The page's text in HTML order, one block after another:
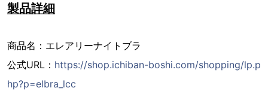
製品詳細
商品名：エレアリーナイトブラ
公式URL： https://shop.ichiban-boshi.com/shopping/lp.p
hp?p=elbra_lcc